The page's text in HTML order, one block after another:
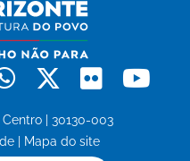
Whatsapp
X Flickr
Centro | 30130-003
Mapa do site